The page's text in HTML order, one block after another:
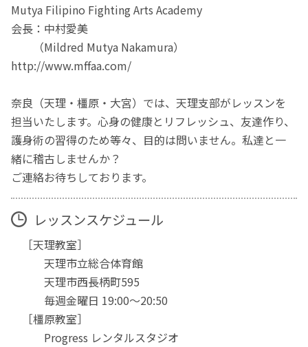
Mutya Filipino Fighting Arts Academy
会長：中村愛美
（Mildred Mutya Nakamura）
http://www.mffaa.com/
奈良（天理・橿原・大宮）では、天理支部がレッスンを
担当いたします。心身の健康とリフレッシュ、友達作り、
護身術の習得のため等々、目的は問いません。私達と一
緒に稽古しませんか？
ご連絡お待ちしております。
レッスンスケジュール
［天理教室］
天理市立総合体育館
天理市西長柄町595
毎週金曜日 19:00〜20:50
［橿原教室］
Progress レンタルスタジオ